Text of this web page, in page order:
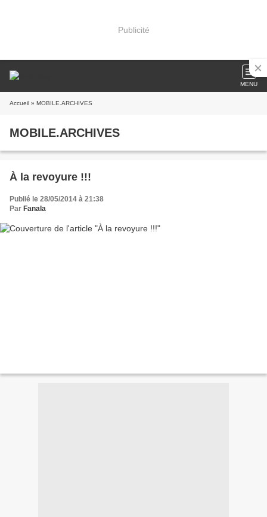
Publicité
MENU
Accueil » MOBILE.ARCHIVES
MOBILE.ARCHIVES
À la revoyure !!!
Publié le 28/05/2014 à 21:38
Par Fanala